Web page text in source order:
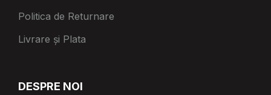
Politica de Returnare
Livrare și Plata
DESPRE NOI